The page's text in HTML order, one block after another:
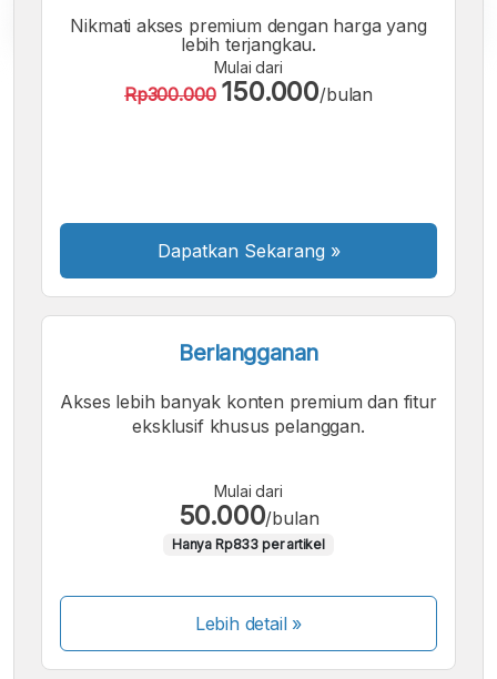
Font
A
Font
A
Font
Nikmati akses premium dengan harga yang
lebih terjangkau.
Mulai dari
Rp300.000 150.000/bulan
Dapatkan Sekarang »
Berlangganan
Akses lebih banyak konten premium dan fitur
eksklusif khusus pelanggan.
Mulai dari
50.000/bulan
Hanya Rp833 per artikel
Lebih detail »